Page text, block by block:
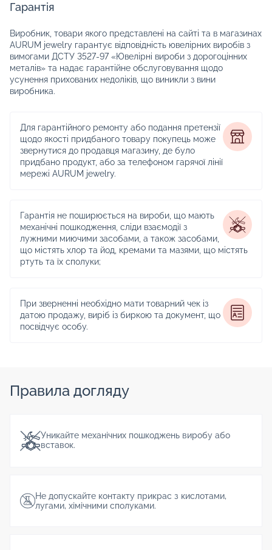
Гарантія
Виробник, товари якого представлені на сайті та в магазинах
AURUM jewelry гарантує відповідність ювелірних виробів з
вимогами ДСТУ 3527-97 «Ювелірні вироби з дорогоцінних
металів» та надає гарантійне обслуговування щодо
усунення прихованих недоліків, що виникли з вини
виробника.
Для гарантійного ремонту або подання претензії
щодо якості придбаного товару покупець може
звернутися до продавця магазину, де було
придбано продукт, або за телефоном гарячої лінії
мережі AURUM jewelry.
Гарантія не поширюється на вироби, що мають
механічні пошкодження, сліди взаємодії з
лужними миючими засобами, а також засобами,
що містять хлор та йод, кремами та мазями, що містять
ртуть та їх сполуки;
При зверненні необхідно мати товарний чек із
датою продажу, виріб із биркою та документ, що
посвідчує особу.
Правила догляду
Уникайте механічних пошкоджень виробу або
вставок.
Не допускайте контакту прикрас з кислотами,
лугами, хімічними сполуками.